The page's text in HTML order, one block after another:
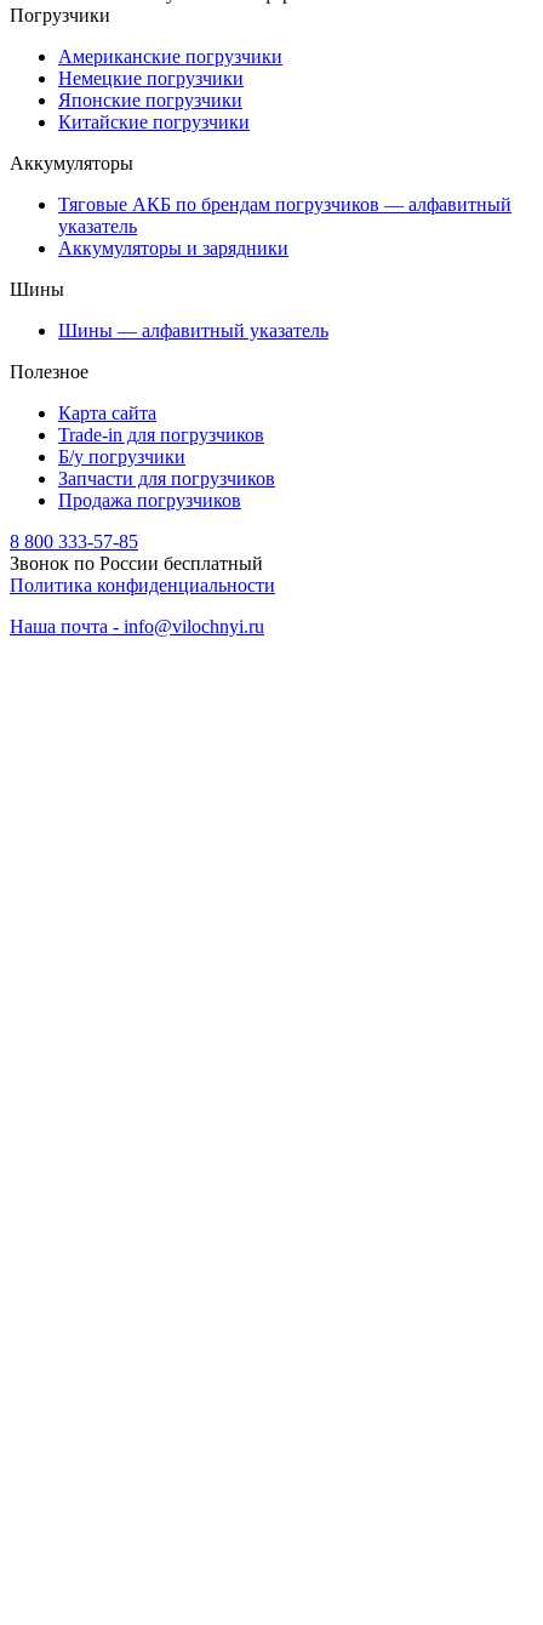
Погрузчики
Американские погрузчики
Немецкие погрузчики
Японские погрузчики
Китайские погрузчики
Аккумуляторы
Тяговые АКБ по брендам погрузчиков — алфавитный
указатель
Аккумуляторы и зарядники
Шины
Шины — алфавитный указатель
Полезное
Карта сайта
Trade-in для погрузчиков
Б/у погрузчики
Запчасти для погрузчиков
Продажа погрузчиков
8 800 333-57-85
Звонок по России бесплатный
Политика конфиденциальности
Наша почта - info@vilochnyi.ru